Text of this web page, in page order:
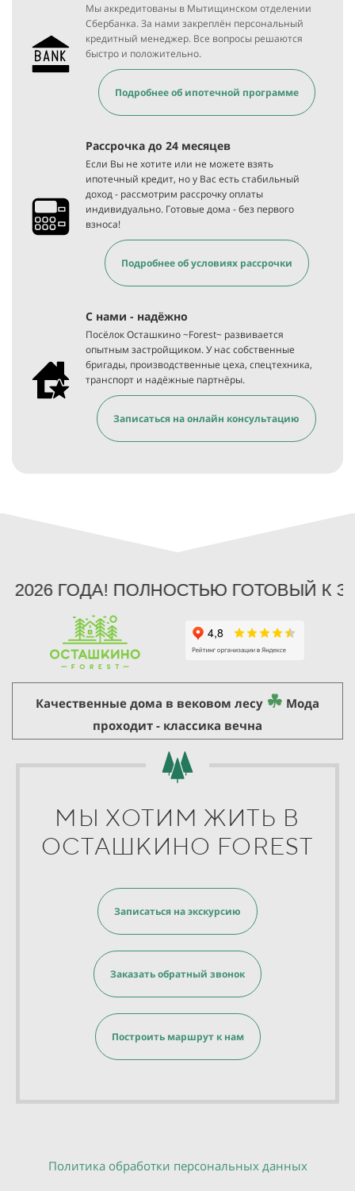
Мы аккредитованы в Мытищинском отделении
Сбербанка. За нами закреплён персональный
кредитный менеджер. Все вопросы решаются
быстро и положительно.
Подробнее об ипотечной программе
Рассрочка до 24 месяцев
Если Вы не хотите или не можете взять
ипотечный кредит, но у Вас есть стабильный
доход - рассмотрим рассрочку оплаты
индивидуально. Готовые дома - без первого
взноса!
Подробнее об условиях рассрочки
С нами - надёжно
Посёлок Осташкино ~Forest~ развивается
опытным застройщиком. У нас собственные
бригады, производственные цеха, спецтехника,
транспорт и надёжные партнёры.
Записаться на онлайн консультацию
ГОДА! ПОЛНОСТЬЮ ГОТОВЫЙ К
Качественные дома в вековом лесу ☘ Мода
проходит - классика вечна
МЫ ХОТИМ ЖИТЬ В
ОСТАШКИНО FOREST
Записаться на экскурсию
Заказать обратный звонок
Построить маршрут к нам
Политика обработки персональных данных